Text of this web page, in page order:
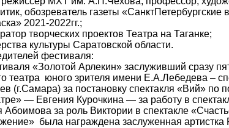
обозреватель газеты «СанктПетербургские
2021-2022гг.;
творческих проектов Театра на Таганке;
культуры Саратовской области.
фестиваля:
«Золотой Арлекин» заслуживший сразу
театра юного зрителя имени Е.А.Лебедева –
(г.Самара) за постановку спектакля «Вий» по
— Евгения Курочкина — за работу в
Абоимова за роль Виктории в спектакле
была награждена заслуженная